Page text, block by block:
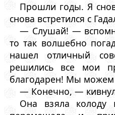
Прошли годы. Я
снова встретился с
— Слушай! —
то так волшебно
нашел отличный
решились все мои
благодарен! Мы можем
— Конечно, —
Она взяла колоду